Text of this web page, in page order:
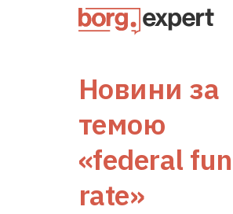
Новини за
темою
«federal
rate»